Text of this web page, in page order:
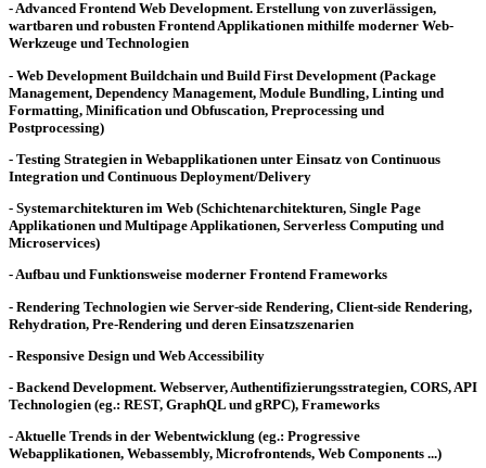
- Advanced Frontend Web Development. Erstellung von zuverlässigen,
wartbaren und robusten Frontend Applikationen mithilfe moderner Web-
Werkzeuge und Technologien
- Web Development Buildchain und Build First Development (Package
Management, Dependency Management, Module Bundling, Linting und
Formatting, Minification und Obfuscation, Preprocessing und
Postprocessing)
- Testing Strategien in Webapplikationen unter Einsatz von Continuous
Integration und Continuous Deployment/Delivery
- Systemarchitekturen im Web (Schichtenarchitekturen, Single Page
Applikationen und Multipage Applikationen, Serverless Computing und
Microservices)
- Aufbau und Funktionsweise moderner Frontend Frameworks
- Rendering Technologien wie Server-side Rendering, Client-side Rendering,
Rehydration, Pre-Rendering und deren Einsatzszenarien
- Responsive Design und Web Accessibility
- Backend Development. Webserver, Authentifizierungsstrategien, CORS, API
Technologien (eg.: REST, GraphQL und gRPC), Frameworks
- Aktuelle Trends in der Webentwicklung (eg.: Progressive
Webapplikationen, Webassembly, Microfrontends, Web Components ...)